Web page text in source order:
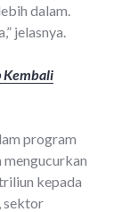
dalam.
jelasnya.
Kembali
program
mengucurkan
kepada
sektor